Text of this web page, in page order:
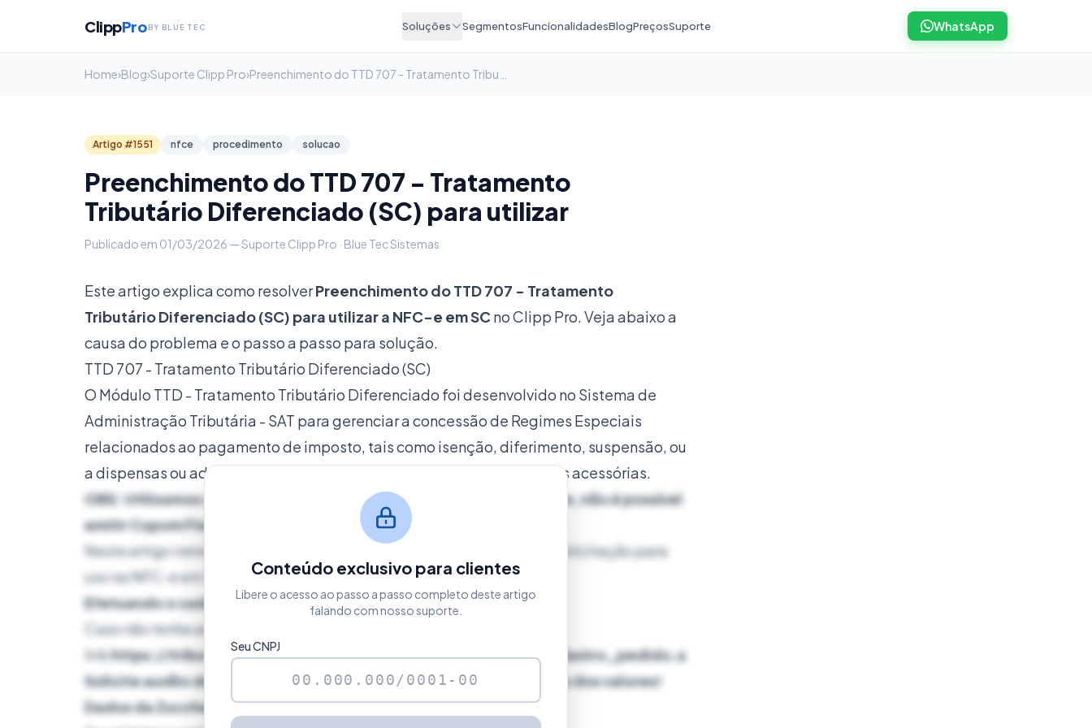
ClippPro BY BLUE TEC Soluções SegmentosFuncionalidadesBlogPreçosSuporte WhatsApp
Home›Blog›Suporte Clipp Pro›
Artigo #1551 nfce procedimento solucao
Preenchimento do TTD 707 - Tratamento
Tributário Diferenciado (SC) para utilizar
Publicado em 01/03/2026 — Suporte Clipp Pro · Blue Tec Sistemas
Este artigo explica como resolverPreenchimento do TTD 707 - Tratamento
Tributário Diferenciado (SC) para utilizar a NFC-e em SCno Clipp Pro. Veja abaixo a
causa do problema e o passo a passo para solução.
TTD 707 - Tratamento Tributário Diferenciado (SC)
O Módulo TTD - Tratamento Tributário Diferenciado foi desenvolvido no Sistema de
Administração Tributária - SAT para gerenciar a concessão de Regimes Especiais
relacionados ao pagamento de imposto, tais como isenção, diferimento, suspensão, ou
a dispensas ou adaptações referentes ao cumprimento de obrigações acessórias.
OBS: Utilizamos o método TTD 707, onde só é possível emitir NFC-e, não é possível
emitir Cupom Fiscal e NFC-e.
Neste artigo iremos informar os dados da Zucchetti para adicionar a solicitação para
uso na NFC-e em SC
Efetuando o cadastro
Caso não tenha ainda cadastro, acesse o
linkhttps://tributario.sef.sc.gov.br/tax.Net/tax.net.ttd/res_cadastro_pedido.aspx
Solicite auxílio de sua contabilidade para o correto preenchimento dos valores!
Dados da Zucchetti Software e Sistemas no Pedido
Conteúdo exclusivo para clientes
Libere o acesso ao passo a passo completo deste artigo
falando com nosso suporte.
Seu CNPJ